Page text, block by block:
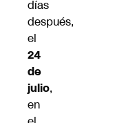
días
después,
el
24
de
julio,
en